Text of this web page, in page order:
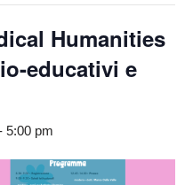
Humanities
educativi e
5:00 pm